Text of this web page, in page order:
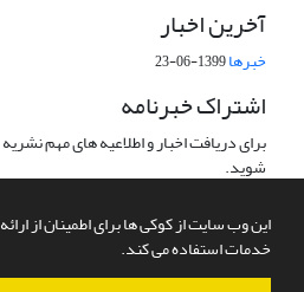
این وب سایت از کوکی ها برای اطمینان از
خدمات استفاده می کند.
آخرین اخبار
خبرها1399-06-23
اشتراک خبرنامه
برای دریافت اخبار و اطلاعیه های مهم
شوید.